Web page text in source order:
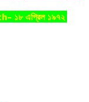
১৮ এপ্রিল ১৯৭২